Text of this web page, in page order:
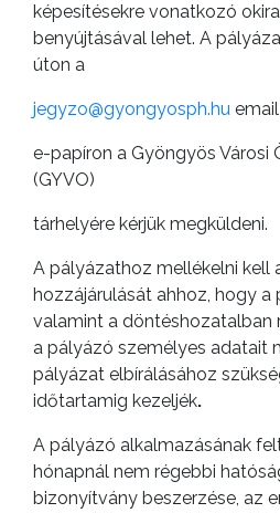
FEJLESZTÉSEK
KÖRNYEZETVÉDELEM
TELEPÜLÉSRENDEZÉS
STRATÉGIÁK
KONCEPCIÓK
BEJELENTŐ
képesítésekre vonatkozó
benyújtásával lehet. A
úton a
jegyzo@gyongyosph.hu
e-papíron a Gyöngyös Városi
(GYVO)
tárhelyére kérjük megküldeni.
A pályázathoz mellékelni kell
hozzájárulását ahhoz, hogy a
valamint a döntéshozatalban
a pályázó személyes adatait
pályázat elbírálásához
időtartamig kezeljék.
A pályázó alkalmazásának
hónapnál nem régebbi
bizonyítvány beszerzése, az